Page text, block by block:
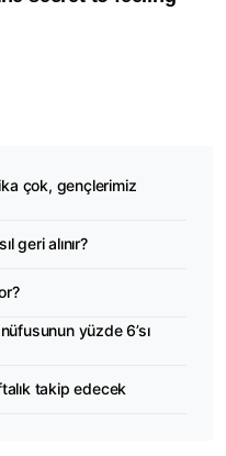
çok, gençlerimiz
geri alınır?
yüzde 6’sı
takip edecek